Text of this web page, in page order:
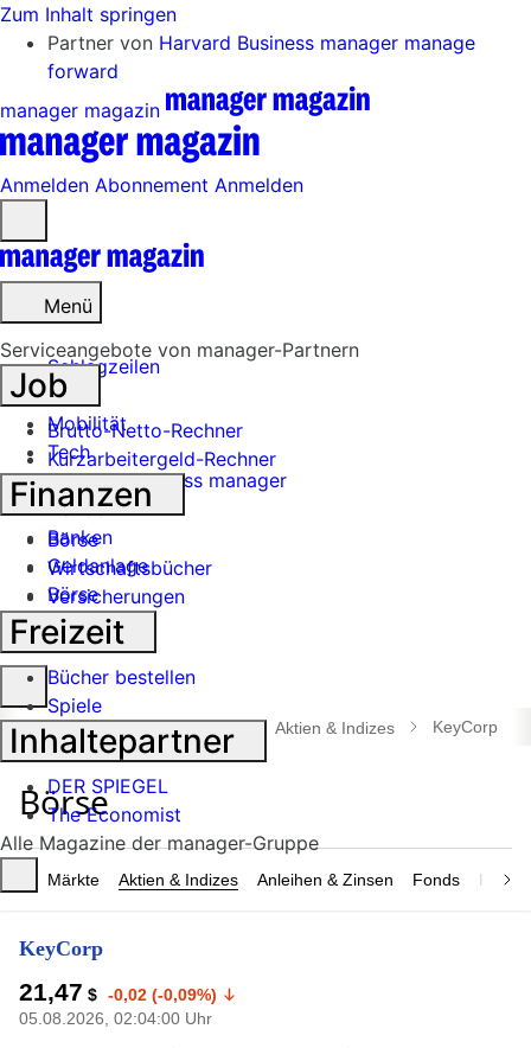
Zum Inhalt springen
Partner von Harvard Business manager manage
forward
manager magazin
Anmelden Abonnement Anmelden
öffnen
Menü
Schlagzeilen
Mobilität
Tech
Harvard Business manager
Handel
Banken
Geldanlage
Börse
Industrie
Suche
öffnen
manager magazin Börse Aktien & Indizes KeyCorp
Märkte Aktien & Indizes Anleihen & Zinsen Fonds
KeyCorp
21,47 $ -0,02 (-0,09%)
05.08.2026, 02:04:00 Uhr
Serviceangebote von manager-Partnern
Job
Brutto-Netto-Rechner
Kurzarbeitergeld-Rechner
Finanzen
Börse
Wirtschaftsbücher
Versicherungen
Freizeit
Bücher bestellen
Spiele
Inhaltepartner
DER SPIEGEL
The Economist
Alle Magazine der manager-Gruppe